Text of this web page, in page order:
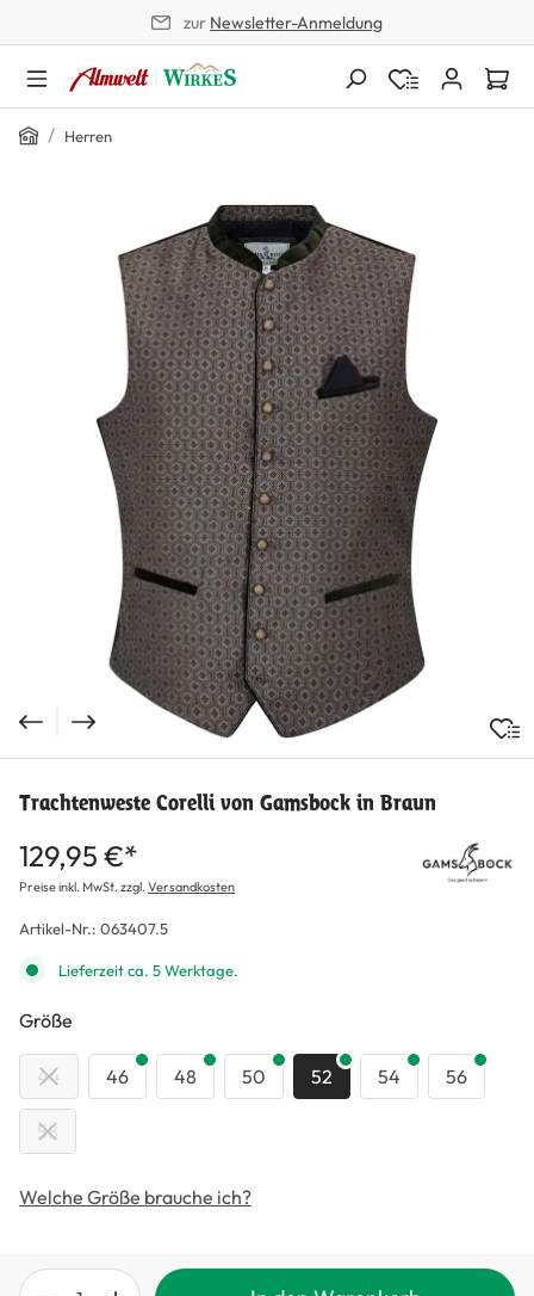
zur Newsletter-Anmeldung
Home
/ Herren
Bildergalerie überspringen
Trachtenweste Corelli von Gamsbock in Braun
129,95 €*
Preise inkl. MwSt. zzgl.Versandkosten
Artikel-Nr.: 063407.5
Lieferzeit ca. 5 Werktage.
Größe
44 46 48 50 52 54 56
58
Welche Größe brauche ich?